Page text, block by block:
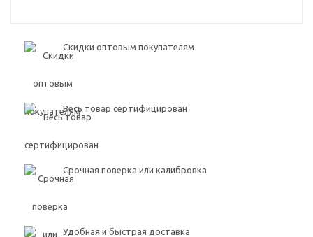
Скидки оптовым покупателям
Весь товар сертифицирован
Срочная поверка или калибровка
Удобная и быстрая доставка